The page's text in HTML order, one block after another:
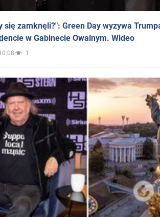
się zamknęli?": Green Day wyzywa
w Gabinecie Owalnym. Wideo
1